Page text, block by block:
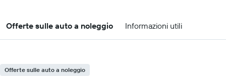
Offerte sulle auto a noleggio Informazioni utili
Offerte sulle auto a noleggio